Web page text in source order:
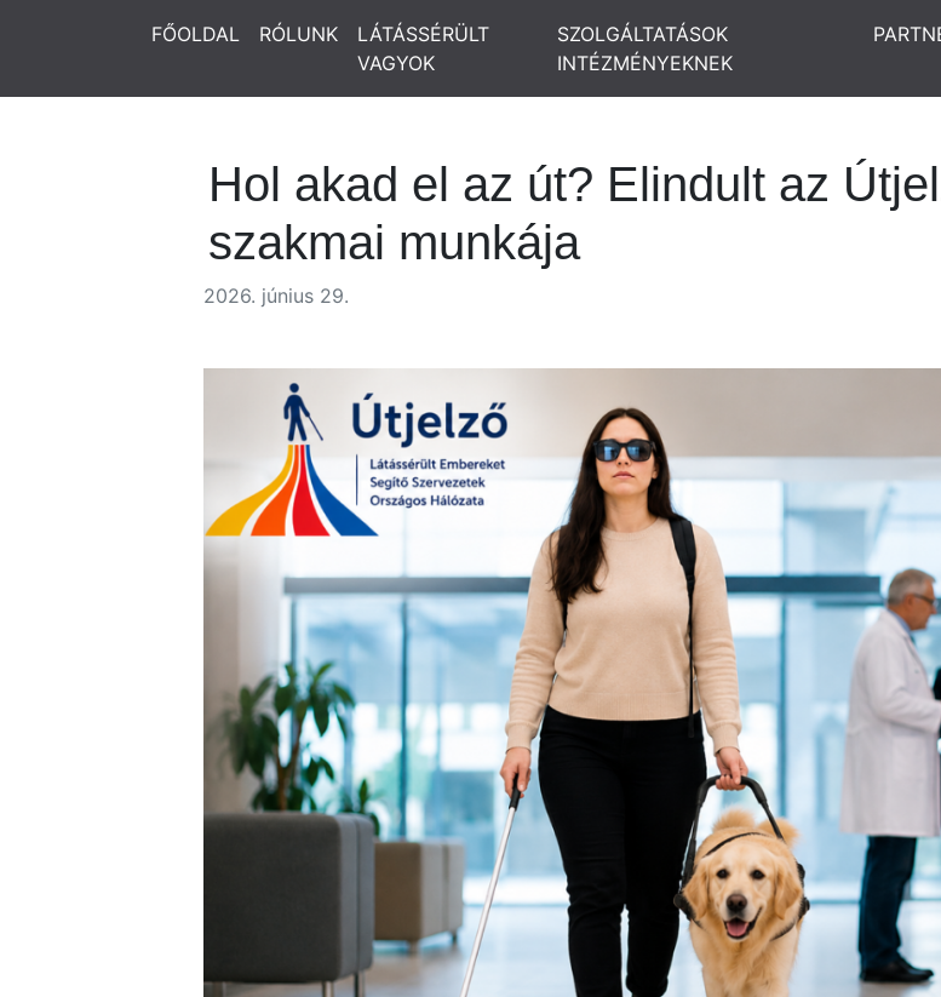
FŐOLDAL RÓLUNK
LÁTÁSSÉRÜLT
VAGYOK
SZOLGÁLTATÁSOK
INTÉZMÉNYEKNEK
Hol akad el az út? Elindult az
szakmai munkája
2026. június 29.